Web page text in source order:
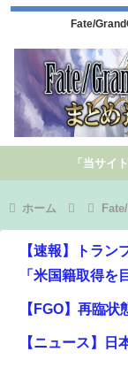
Fate/
「当サイ
ホーム
【速報】トラ
「米国籍取得を
【FGO】再臨
【ニュース】